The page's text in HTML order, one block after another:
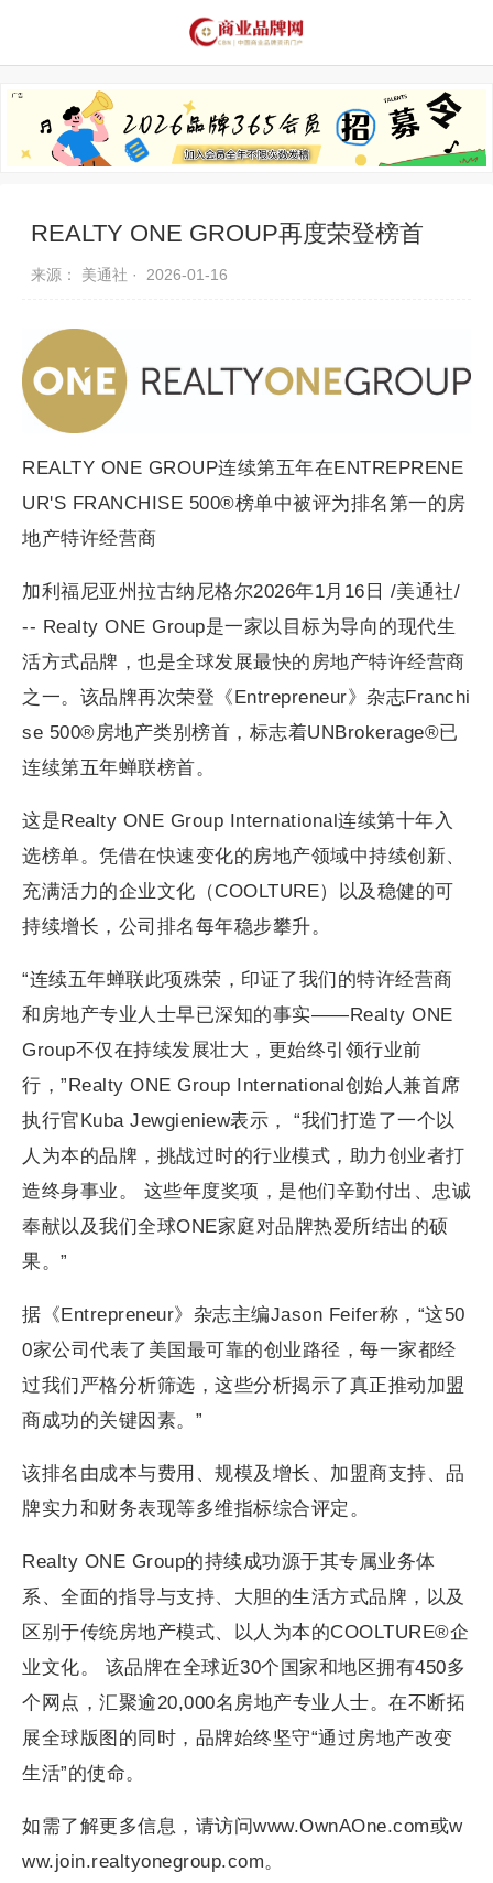
推荐品牌 品牌故事
REALTY ONE GROUP再度荣登榜首
来源： 美通社 · 2026-01-16
REALTY ONE GROUP连续第五年在ENTREPRENE
UR'S FRANCHISE 500®榜单中被评为排名第一的房
地产特许经营商
加利福尼亚州拉古纳尼格尔2026年1月16日 /美通社/
-- Realty ONE Group是一家以目标为导向的现代生
活方式品牌，也是全球发展最快的房地产特许经营商
之一。该品牌再次荣登《Entrepreneur》杂志Franchi
se 500®房地产类别榜首，标志着UNBrokerage®已
连续第五年蝉联榜首。
这是Realty ONE Group International连续第十年入
选榜单。凭借在快速变化的房地产领域中持续创新、
充满活力的企业文化（COOLTURE）以及稳健的可
持续增长，公司排名每年稳步攀升。
“连续五年蝉联此项殊荣，印证了我们的特许经营商
和房地产专业人士早已深知的事实——Realty ONE
Group不仅在持续发展壮大，更始终引领行业前
行，”Realty ONE Group International创始人兼首席
执行官Kuba Jewgieniew表示， “我们打造了一个以
人为本的品牌，挑战过时的行业模式，助力创业者打
造终身事业。 这些年度奖项，是他们辛勤付出、忠诚
奉献以及我们全球ONE家庭对品牌热爱所结出的硕
果。”
据《Entrepreneur》杂志主编Jason Feifer称，“这50
0家公司代表了美国最可靠的创业路径，每一家都经
过我们严格分析筛选，这些分析揭示了真正推动加盟
商成功的关键因素。”
该排名由成本与费用、规模及增长、加盟商支持、品
牌实力和财务表现等多维指标综合评定。
Realty ONE Group的持续成功源于其专属业务体
系、全面的指导与支持、大胆的生活方式品牌，以及
区别于传统房地产模式、以人为本的COOLTURE®企
业文化。 该品牌在全球近30个国家和地区拥有450多
个网点，汇聚逾20,000名房地产专业人士。在不断拓
展全球版图的同时，品牌始终坚守“通过房地产改变
生活”的使命。
如需了解更多信息，请访问www.OwnAOne.com或w
ww.join.realtyonegroup.com。